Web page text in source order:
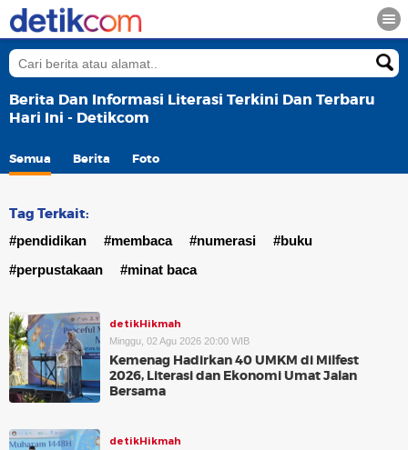
Berita Dan Informasi Literasi Terkini Dan Terbaru
Hari Ini - Detikcom
Semua Berita Foto
Tag Terkait:
#pendidikan #membaca #numerasi
#buku
#perpustakaan
#minat baca
detikHikmah
Minggu, 02 Agu 2026 20:00 WIB
Kemenag Hadirkan 40 UMKM di Milfest
2026, Literasi dan Ekonomi Umat Jalan
Bersama
detikHikmah